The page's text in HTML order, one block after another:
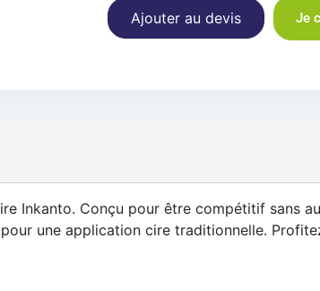
Ajouter au devis Je
Inkanto. Conçu pour être compétitif sans
une application cire traditionnelle.